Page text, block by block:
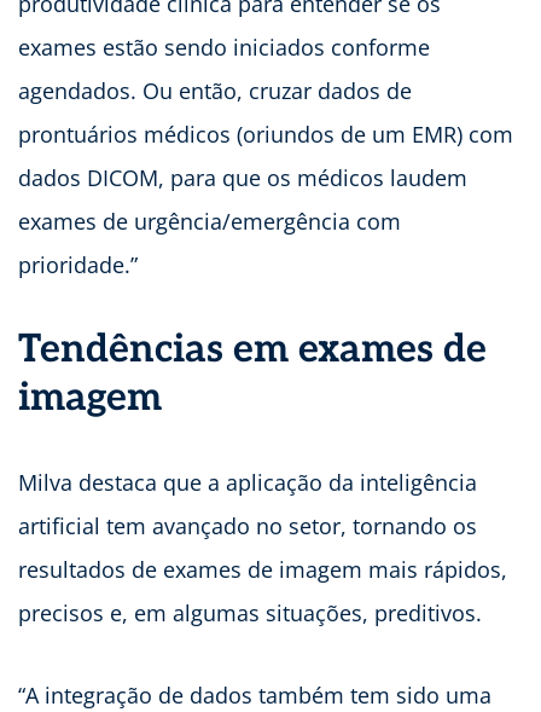
exames estão sendo iniciados conforme
agendados. Ou então, cruzar dados de
prontuários médicos (oriundos de um EMR) com
dados DICOM, para que os médicos laudem
exames de urgência/emergência com
prioridade.”
Tendências em exames de
imagem
Milva destaca que a aplicação da inteligência
artificial tem avançado no setor, tornando os
resultados de exames de imagem mais rápidos,
precisos e, em algumas situações, preditivos.
“A integração de dados também tem sido uma